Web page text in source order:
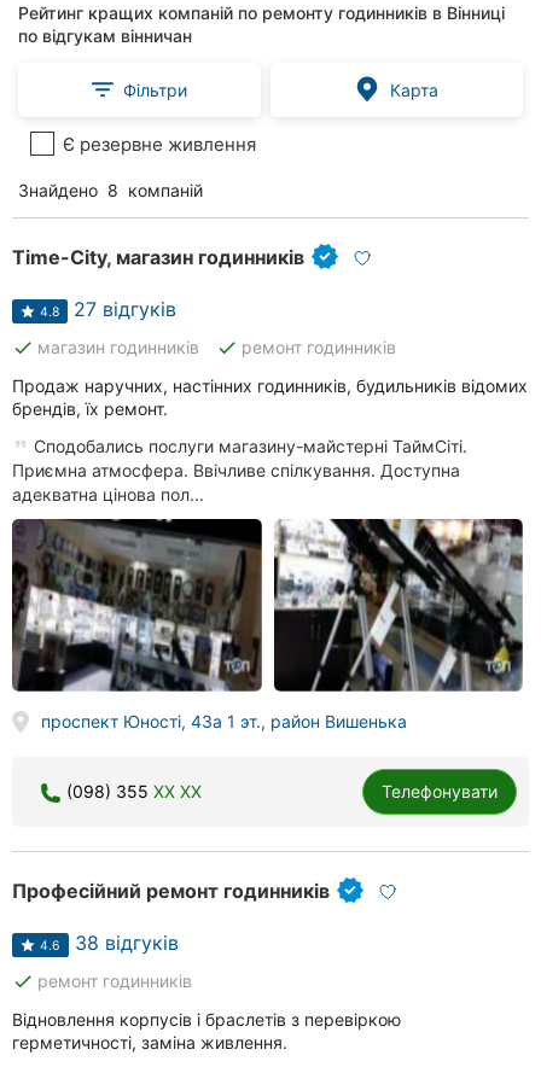
Рейтинг кращих компаній по ремонту годинників в Вінниці
по відгукам вінничан
Фільтри Карта
Є резервне живлення
Знайдено 8 компаній
Time-City, магазин годинників
4.8 27 відгуків
done магазин годинників done ремонт годинників
Продаж наручних, настінних годинників, будильників відомих
брендів, їх ремонт.
Сподобались послуги магазину-майстерні ТаймСіті.
Приємна атмосфера. Ввічливе спілкування. Доступна
адекватна цінова пол...
проспект Юності, 43а 1 эт., район Вишенька
(098) 355 XX XX Телефонувати
Професійний ремонт годинників
4.6 38 відгуків
done ремонт годинників
Відновлення корпусів і браслетів з перевіркою
герметичності, заміна живлення.